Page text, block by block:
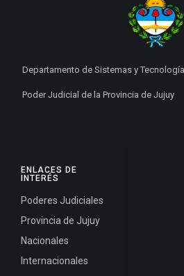
ENLACES DE
INTERÉS
Poderes Judiciales
Provincia de Jujuy
Nacionales
Internacionales
Departamento de Sistemas y
Poder Judicial de la Provincia de Jujuy